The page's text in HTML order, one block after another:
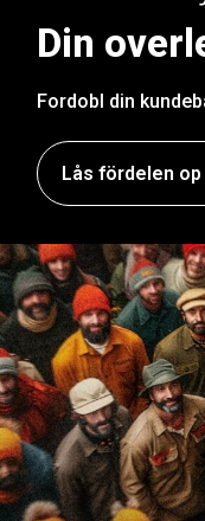
Din
Fordobl din
Lås fördelen op